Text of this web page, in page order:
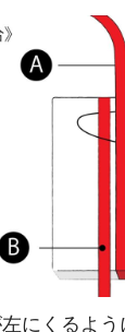
にくるよう